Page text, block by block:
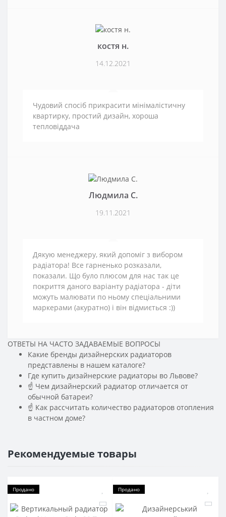
костя н.
14.12.2021
Чудовий спосіб прикрасити мінімалістичну
квартирку, простий дизайн, хороша
тепловіддача
Людмила С.
19.11.2021
Дякую менеджеру, який допоміг з вибором
радіатора! Все гарненько розказали,
показали. Що було плюсом для нас так це
покриття даного варіанту радіатора - діти
можуть малювати по ньому спеціальними
маркерами (акуратно) і він відмиється :))
ОТВЕТЫ НА ЧАСТО ЗАДАВАЕМЫЕ ВОПРОСЫ
Какие бренды дизайнерских радиаторов
представлены в нашем каталоге?
Где купить дизайнерские радиаторы во Львове?
☝ Чем дизайнерский радиатор отличается от
обычной батареи?
☝ Как рассчитать количество радиаторов отопления
в частном доме?
Рекомендуемые товары
Продано Продано